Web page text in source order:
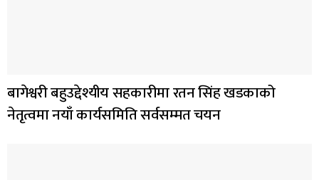
बागेश्वरी बहुउद्देश्यीय सहकारीमा रतन सिंह खडकाको
नेतृत्वमा नयाँ कार्यसमिति सर्वसम्मत चयन